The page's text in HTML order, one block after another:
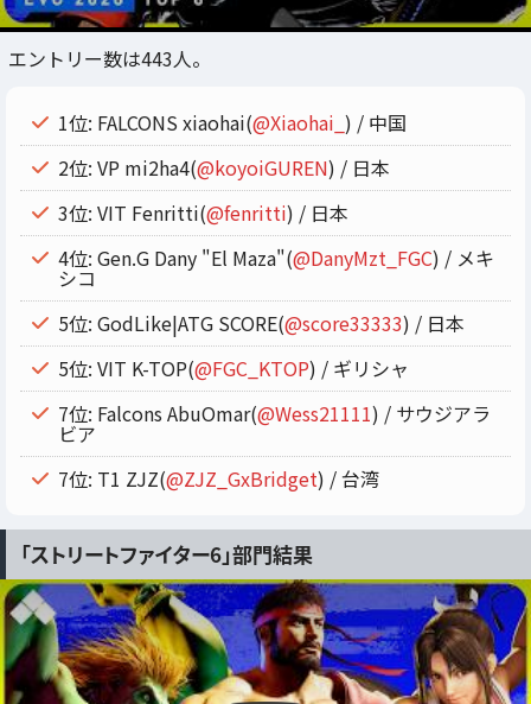
エントリー数は443人。
1位: FALCONS xiaohai(@Xiaohai_ ) / 中国
2位: VP mi2ha4(@koyoiGUREN) / 日本
3位: VIT Fenritti(@fenritti) / 日本
4位: Gen.G Dany "El Maza"(@DanyMzt_FGC) / メキ
シコ
5位: GodLike|ATG SCORE(@score33333) / 日本
5位: VIT K-TOP(@FGC_KTOP) / ギリシャ
7位: Falcons AbuOmar(@Wess21111) / サウジアラ
ビア
7位: T1 ZJZ(@ZJZ_GxBridget) / 台湾
「ストリートファイター6」部門結果